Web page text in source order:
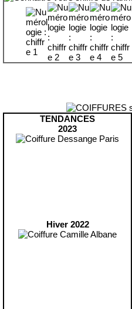
TENDANCES
2023
Hiver 2022